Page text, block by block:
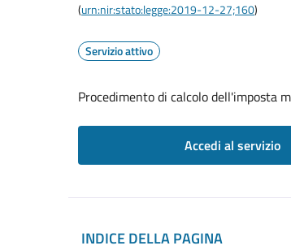
(urn:nir:stato:legge:2019-12-27;160)
Servizio attivo
Procedimento di calcolo dell'imposta
Accedi al servizio
INDICE DELLA PAGINA